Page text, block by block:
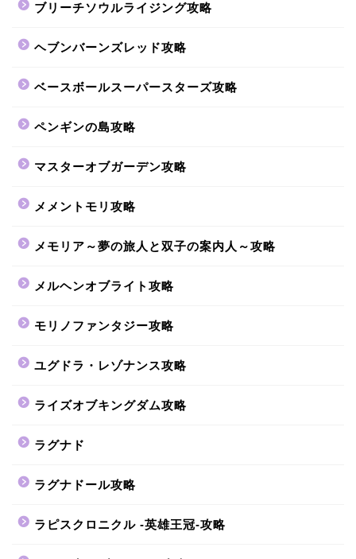
ブリーチソウルライジング攻略
ヘブンバーンズレッド攻略
ベースボールスーパースターズ攻略
ペンギンの島攻略
マスターオブガーデン攻略
メメントモリ攻略
メモリア～夢の旅人と双子の案内人～攻略
メルヘンオブライト攻略
モリノファンタジー攻略
ユグドラ・レゾナンス攻略
ライズオブキングダム攻略
ラグナド
ラグナドール攻略
ラピスクロニクル -英雄王冠-攻略